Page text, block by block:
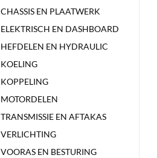
CHASSIS EN PLAATWERK
ELEKTRISCH EN DASHBOARD
HEFDELEN EN HYDRAULIC
KOELING
KOPPELING
MOTORDELEN
TRANSMISSIE EN AFTAKAS
VERLICHTING
VOORAS EN BESTURING